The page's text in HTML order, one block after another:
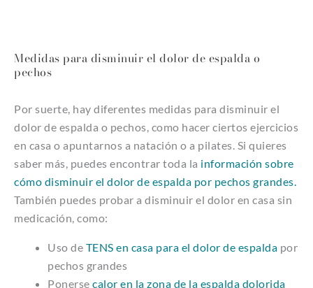
Medidas para disminuir el dolor de espalda o
pechos
Por suerte, hay diferentes medidas para disminuir el
dolor de espalda o pechos, como hacer ciertos ejercicios
en casa o apuntarnos a natación o a pilates. Si quieres
saber más, puedes encontrar toda la información sobre
cómo disminuir el dolor de espalda por pechos grandes.
También puedes probar a disminuir el dolor en casa sin
medicación, como:
Uso de TENS en casa para el dolor de espalda por
pechos grandes
Ponerse calor en la zona de la espalda dolorida